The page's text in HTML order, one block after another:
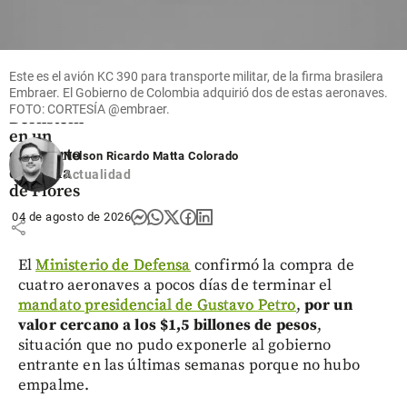
reivindica
de
Leonard
Bernstein
en un
concierto
de Feria
de Flores
share
Este es el avión KC 390 para transporte militar, de la firma brasilera
Embraer. El Gobierno de Colombia adquirió dos de estas aeronaves.
FOTO: CORTESÍA @embraer.
Nelson Ricardo Matta Colorado
Actualidad
04 de agosto de 2026
ElMinisterio de Defensa confirmó la compra de
cuatro aeronaves a pocos días de terminar el
mandato presidencial de Gustavo Petro, por un
valor cercano a los $1,5 billones de pesos,
situación que no pudo exponerle al gobierno
entrante en las últimas semanas porque no hubo
empalme.